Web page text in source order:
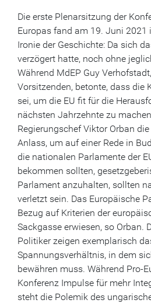
Die erste Plenarsitzung der
Europas fand am 19. Juni 2021
Ironie der Geschichte: Da sich
verzögert hatte, noch ohne
Während MdEP Guy
Vorsitzenden, betonte, dass die
sei, um die EU fit für die
nächsten Jahrzehnte zu
Regierungschef Viktor Orban
Anlass, um auf einer Rede in
die nationalen Parlamente der
bekommen sollten,
Parlament anzuhalten, sollten
verletzt sein. Das Europäische
Bezug auf Kriterien der
Sackgasse erwiesen, so Orban.
Politiker zeigen exemplarisch
Spannungsverhältnis, in dem
bewähren muss. Während Pro-
Konferenz Impulse für mehr
steht die Polemik des